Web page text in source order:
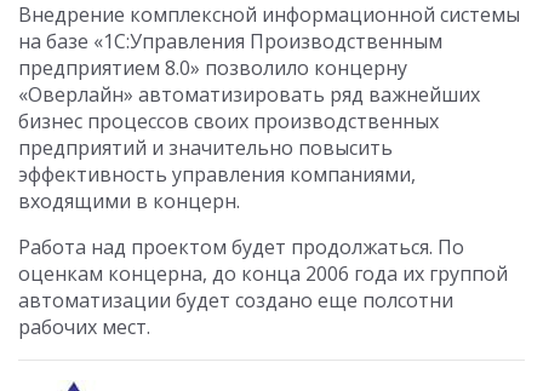
Внедрение комплексной информационной системы
на базе «1С:Управления Производственным
предприятием 8.0» позволило концерну
«Оверлайн» автоматизировать ряд важнейших
бизнес процессов своих производственных
предприятий и значительно повысить
эффективность управления компаниями,
входящими в концерн.
Работа над проектом будет продолжаться. По
оценкам концерна, до конца 2006 года их группой
автоматизации будет создано еще полсотни
рабочих мест.